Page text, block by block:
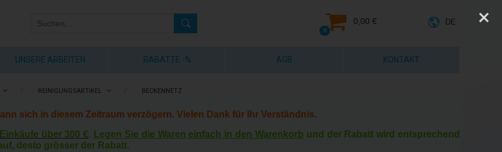
0,00 €
0
DE
UNSERE ARBEITEN RABATTE -% AGB KONTAKT
REINIGUNGSARTIKEL BECKENNETZ
sich in diesem Zeitraum verzögern. Vielen Dank für Ihr Verständnis.
Einkäufe über 300 €. Legen Sie die Waren einfach in den Warenkorb und der Rabatt wird entsprechend
desto grösser der Rabatt.